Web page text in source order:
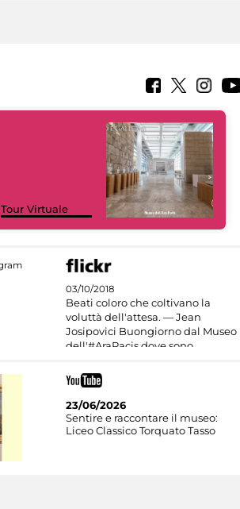
Tour Virtuale
03/10/2018
Beati coloro che coltivano la
voluttà dell'attesa. — Jean
Josipovici Buongiorno dal Museo
dell'#AraPacis dove sono
23/06/2026
Sentire e raccontare il museo:
Liceo Classico Torquato Tasso